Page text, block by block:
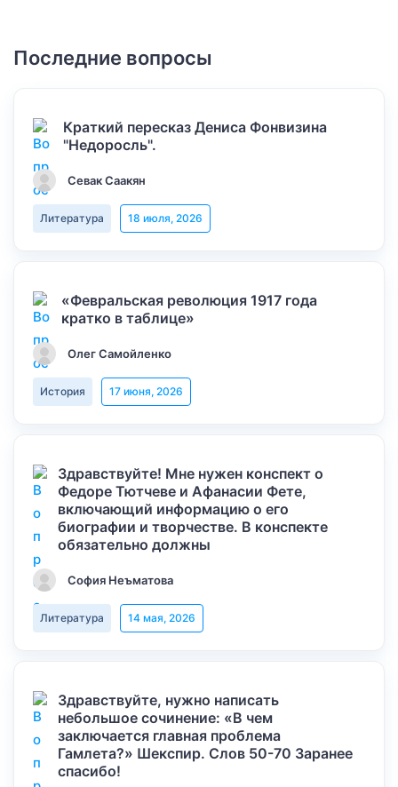
Последние вопросы
Краткий пересказ Дениса Фонвизина
"Недоросль".
Севак Саакян
Литература 18 июля, 2026
«Февральская революция 1917 года
кратко в таблице»
Олег Самойленко
История 17 июня, 2026
Здравствуйте! Мне нужен конспект о
Федоре Тютчеве и Афанасии Фете,
включающий информацию о его
биографии и творчестве. В конспекте
обязательно должны
София Неъматова
Литература 14 мая, 2026
Здравствуйте, нужно написать
небольшое сочинение: «В чем
заключается главная проблема
Гамлета?» Шекспир. Слов 50-70 Заранее
спасибо!